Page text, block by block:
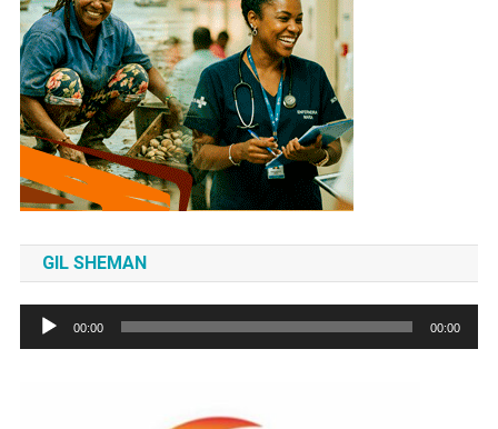
GIL SHEMAN
Tocador
de
00:00 00:00